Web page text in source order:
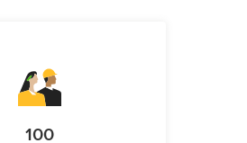
100